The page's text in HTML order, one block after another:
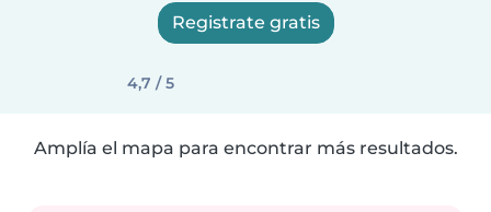
Registrate gratis
4,7 / 5
Amplía el mapa para encontrar más resultados.